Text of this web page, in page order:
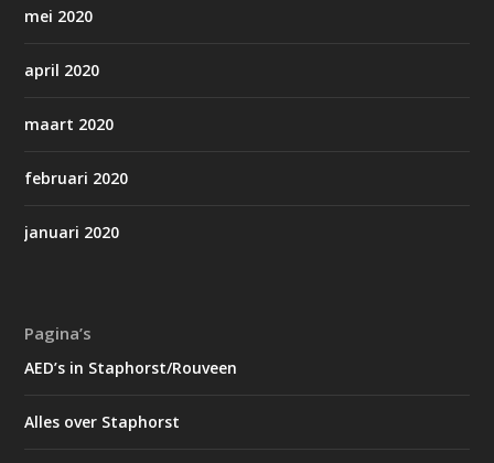
mei 2020
april 2020
maart 2020
februari 2020
januari 2020
Pagina’s
AED’s in Staphorst/Rouveen
Alles over Staphorst